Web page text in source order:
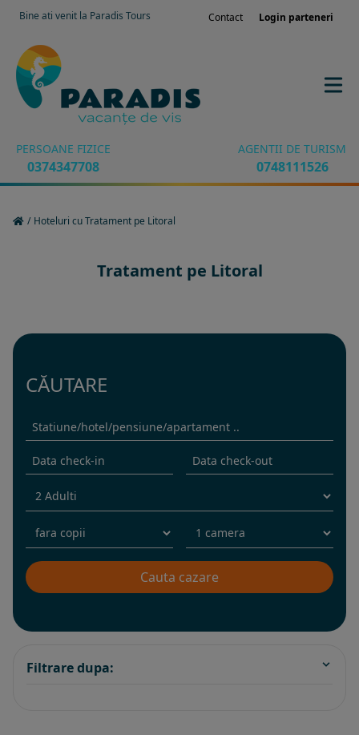
Bine ati venit la Paradis Tours Contact Login parteneri
PERSOANE FIZICE
0374347708
AGENTII DE TURISM
0748111526
/ Hoteluri cu Tratament pe Litoral
Tratament pe Litoral
CĂUTARE
Filtrare dupa: